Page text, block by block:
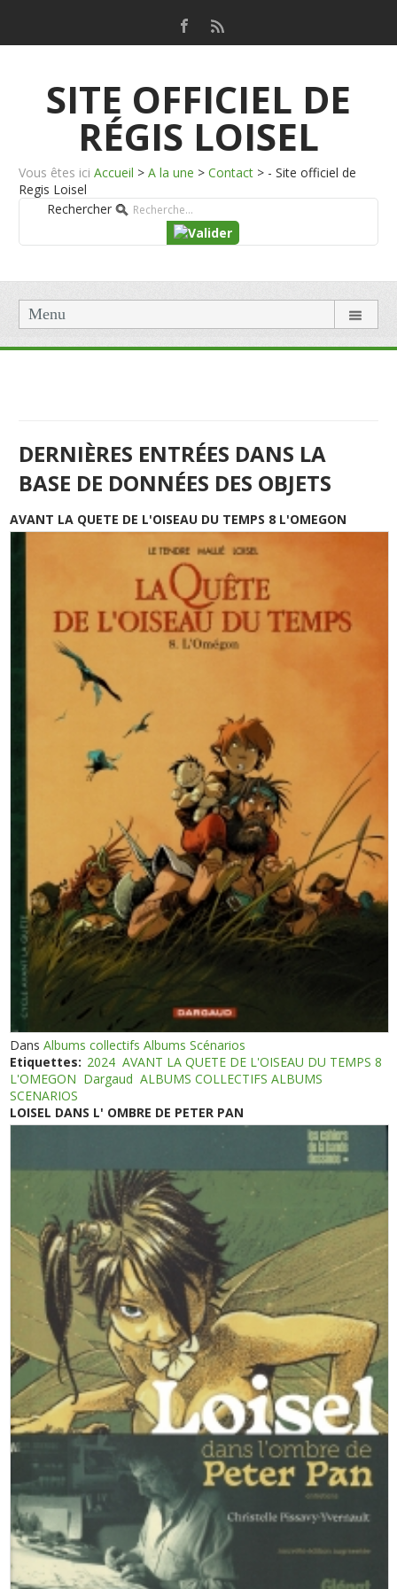
SITE OFFICIEL DE
RÉGIS LOISEL
Vous êtes ici Accueil > A la une > Contact > - Site officiel de
Regis Loisel
Rechercher
Menu
DERNIÈRES ENTRÉES DANS LA
BASE DE DONNÉES DES OBJETS
AVANT LA QUETE DE L'OISEAU DU TEMPS 8 L'OMEGON
DansAlbums collectifs Albums Scénarios
Etiquettes: 2024 AVANT LA QUETE DE L'OISEAU DU TEMPS 8
L'OMEGON Dargaud ALBUMS COLLECTIFS ALBUMS
SCENARIOS
LOISEL DANS L' OMBRE DE PETER PAN